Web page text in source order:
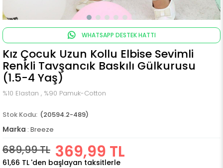
WHATSAPP DESTEK HATTI
Kız Çocuk Uzun Kollu Elbise Sevimli
Renkli Tavşancık Baskılı Gülkurusu
(1.5-4 Yaş)
%10 Elastan , %90 Pamuk-Cotton
(20594.2-489)
Marka : Breeze
689,99 TL 369,99 TL
61,66 TL 'den başlayan taksitlerle